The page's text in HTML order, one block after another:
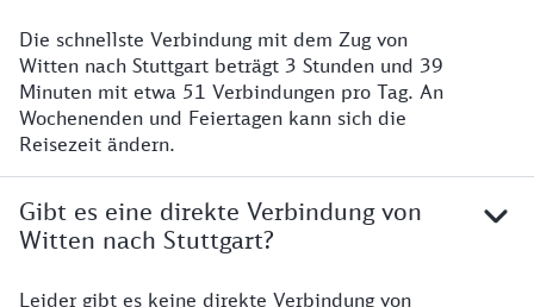
Die schnellste Verbindung mit dem Zug von
Witten nach Stuttgart beträgt 3 Stunden und 39
Minuten mit etwa 51 Verbindungen pro Tag. An
Wochenenden und Feiertagen kann sich die
Reisezeit ändern.
Gibt es eine direkte Verbindung von
Witten nach Stuttgart?
Leider gibt es keine direkte Verbindung von